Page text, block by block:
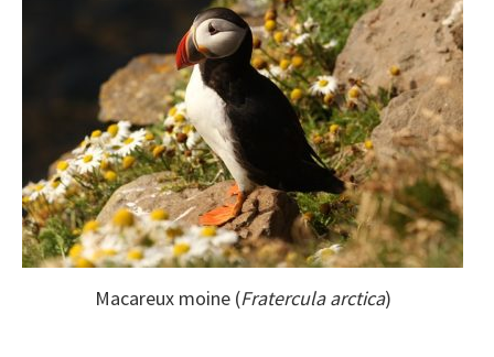
Macareux moine (Fratercula arctica)